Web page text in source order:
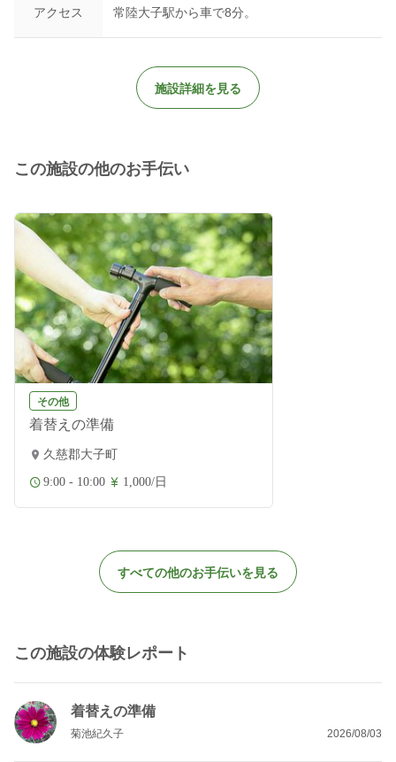
アクセス 常陸大子駅から車で8分。
施設詳細を見る
この施設の他のお手伝い
その他
着替えの準備
久慈郡大子町
9:00 - 10:00 1,000/日
すべての他のお手伝いを見る
この施設の体験レポート
着替えの準備
菊池紀久子 2026/08/03